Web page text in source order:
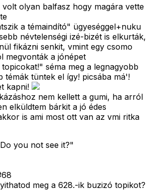
volt olyan balfasz hogy magára vette
a témaindító" ügyeséggel+nuku
névtelenségi izé-bizét is elkurták,
fikázni senkit, vmint egy csomo
megvonták a jónépet
séma meg a legnagyobb
témák tüntek el így! picsába má'!
kapni!
nem kellett a gumi, ha arról
elküldtem bárkit a jó édes
is ami most ott van az vmi ritka
you not see it?"
68
meg a 628.-ik buzizó topikot?